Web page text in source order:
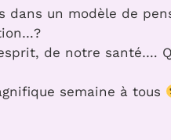
dans un modèle de
de notre santé….
semaine à tous